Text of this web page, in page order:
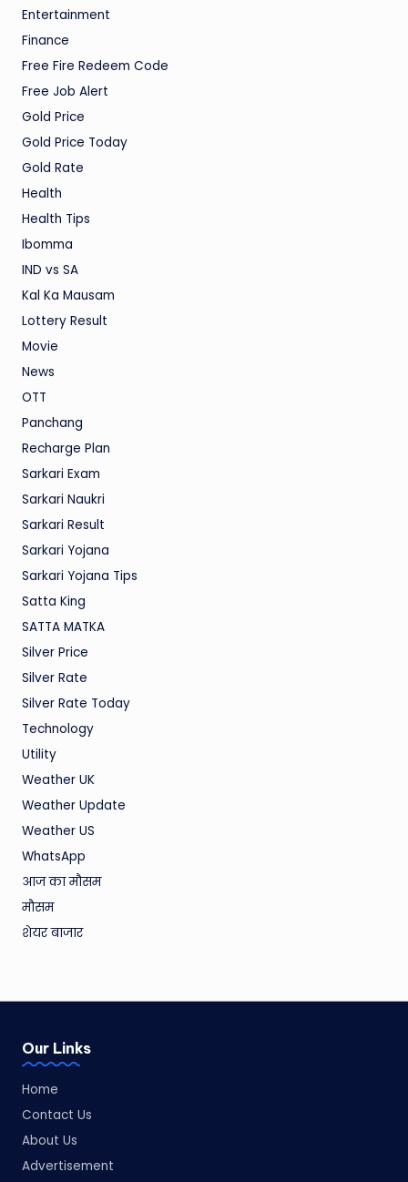
Entertainment
Finance
Free Fire Redeem Code
Free Job Alert
Gold Price
Gold Price Today
Gold Rate
Health
Health Tips
Ibomma
IND vs SA
Kal Ka Mausam
Lottery Result
Movie
News
OTT
Panchang
Recharge Plan
Sarkari Exam
Sarkari Naukri
Sarkari Result
Sarkari Yojana
Sarkari Yojana Tips
Satta King
SATTA MATKA
Silver Price
Silver Rate
Silver Rate Today
Technology
Utility
Weather UK
Weather Update
Weather US
WhatsApp
आज का मौसम
मौसम
शेयर बाजार
Our Links
Home
Contact Us
About Us
Advertisement